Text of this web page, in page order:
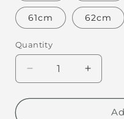
61cm 62cm
Quantity
Decrease
quantity
for
Increase
quantity
for